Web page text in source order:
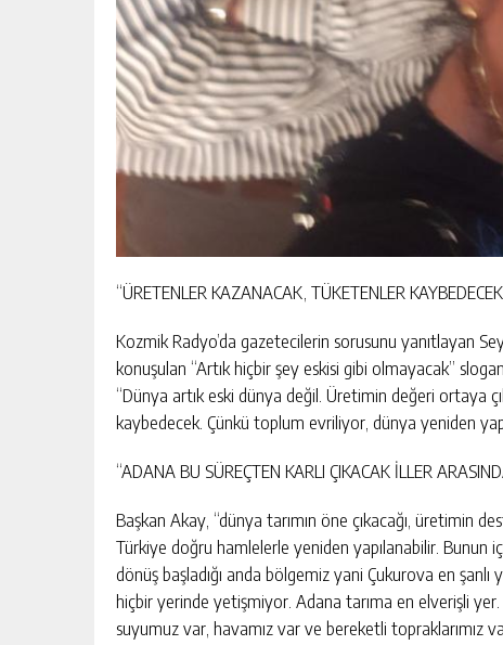
“ÜRETENLER KAZANACAK, TÜKETENLER
Kozmik Radyo’da gazetecilerin sorusunu yanıtlayan
konuşulan “Artık hiçbir şey eskisi gibi olmayacak”
“Dünya artık eski dünya değil. Üretimin değeri ortaya
kaybedecek. Çünkü toplum evriliyor, dünya yeniden
“ADANA BU SÜREÇTEN KARLI ÇIKACAK İLLER
Başkan Akay, “dünya tarımın öne çıkacağı, üretimin
Türkiye doğru hamlelerle yeniden yapılanabilir. Bunun
dönüş başladığı anda bölgemiz yani Çukurova en
hiçbir yerinde yetişmiyor. Adana tarıma en elverişli
suyumuz var, havamız var ve bereketli topraklarımız